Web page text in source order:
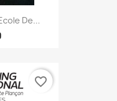
De...
favorite_border